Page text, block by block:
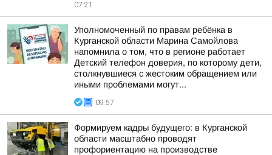
07:21
Уполномоченный по правам ребёнка в
Курганской области Марина Самойлова
напомнила о том, что в регионе работает
Детский телефон доверия, по которому дети,
столкнувшиеся с жестоким обращением или
иными проблемами могут...
09:57
Формируем кадры будущего: в Курганской
области масштабно проводят
профориентацию на производстве